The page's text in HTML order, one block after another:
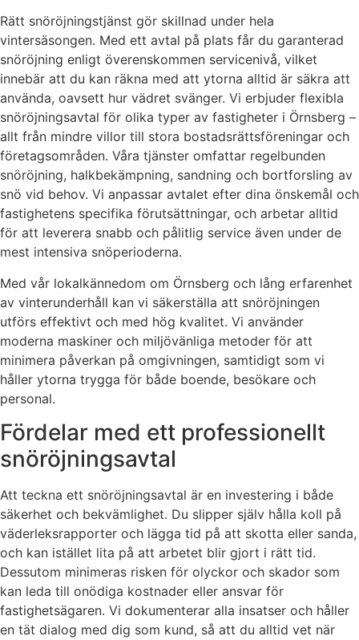
Rätt snöröjningstjänst gör skillnad under hela
vintersäsongen. Med ett avtal på plats får du garanterad
snöröjning enligt överenskommen servicenivå, vilket
innebär att du kan räkna med att ytorna alltid är säkra att
använda, oavsett hur vädret svänger. Vi erbjuder flexibla
snöröjningsavtal för olika typer av fastigheter i Örnsberg –
allt från mindre villor till stora bostadsrättsföreningar och
företagsområden. Våra tjänster omfattar regelbunden
snöröjning, halkbekämpning, sandning och bortforsling av
snö vid behov. Vi anpassar avtalet efter dina önskemål och
fastighetens specifika förutsättningar, och arbetar alltid
för att leverera snabb och pålitlig service även under de
mest intensiva snöperioderna.
Med vår lokalkännedom om Örnsberg och lång erfarenhet
av vinterunderhåll kan vi säkerställa att snöröjningen
utförs effektivt och med hög kvalitet. Vi använder
moderna maskiner och miljövänliga metoder för att
minimera påverkan på omgivningen, samtidigt som vi
håller ytorna trygga för både boende, besökare och
personal.
Fördelar med ett professionellt
snöröjningsavtal
Att teckna ett snöröjningsavtal är en investering i både
säkerhet och bekvämlighet. Du slipper själv hålla koll på
väderleksrapporter och lägga tid på att skotta eller sanda,
och kan istället lita på att arbetet blir gjort i rätt tid.
Dessutom minimeras risken för olyckor och skador som
kan leda till onödiga kostnader eller ansvar för
fastighetsägaren. Vi dokumenterar alla insatser och håller
en tät dialog med dig som kund, så att du alltid vet när